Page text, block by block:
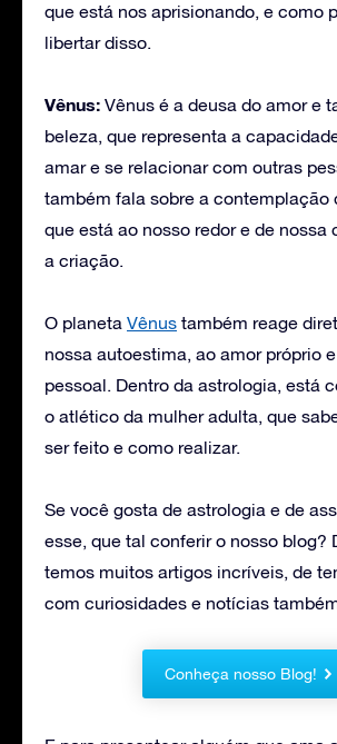
que está nos aprisionando, e como
libertar disso.
Vênus: Vênus é a deusa do amor e
beleza, que representa a
amar e se relacionar com outras
também fala sobre a contemplação
que está ao nosso redor e de nossa
a criação.
O planeta Vênus também reage
nossa autoestima, ao amor próprio
pessoal. Dentro da astrologia, está
o atlético da mulher adulta, que
ser feito e como realizar.
Se você gosta de astrologia e de
esse, que tal conferir o nosso blog?
temos muitos artigos incríveis, de
com curiosidades e notícias
Conheça nosso Blog!